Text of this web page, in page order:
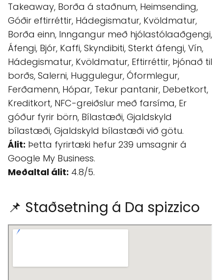
Takeaway, Borða á staðnum, Heimsending,
Góðir eftirréttir, Hádegismatur, Kvöldmatur,
Borða einn, Inngangur með hjólastólaaðgengi,
Áfengi, Bjór, Kaffi, Skyndibiti, Sterkt áfengi, Vín,
Hádegismatur, Kvöldmatur, Eftirréttir, Þjónað til
borðs, Salerni, Huggulegur, Óformlegur,
Ferðamenn, Hópar, Tekur pantanir, Debetkort,
Kreditkort, NFC-greiðslur með farsíma, Er
góður fyrir börn, Bílastæði, Gjaldskyld
bílastæði, Gjaldskyld bílastæði við götu.
Álit: Þetta fyrirtæki hefur 239 umsagnir á
Google My Business.
Meðaltal álit: 4.8/5.
📌 Staðsetning á Da spizzico